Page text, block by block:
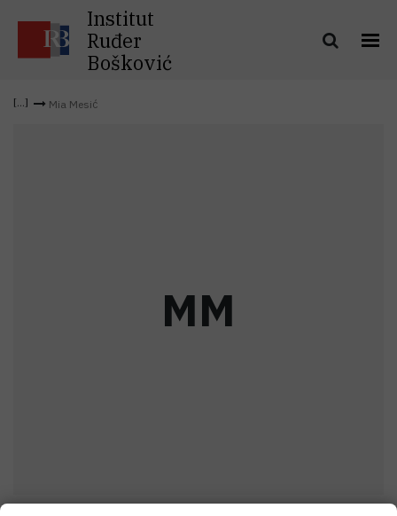
Institut
Ruđer
Bošković
Mia Mesić
MM